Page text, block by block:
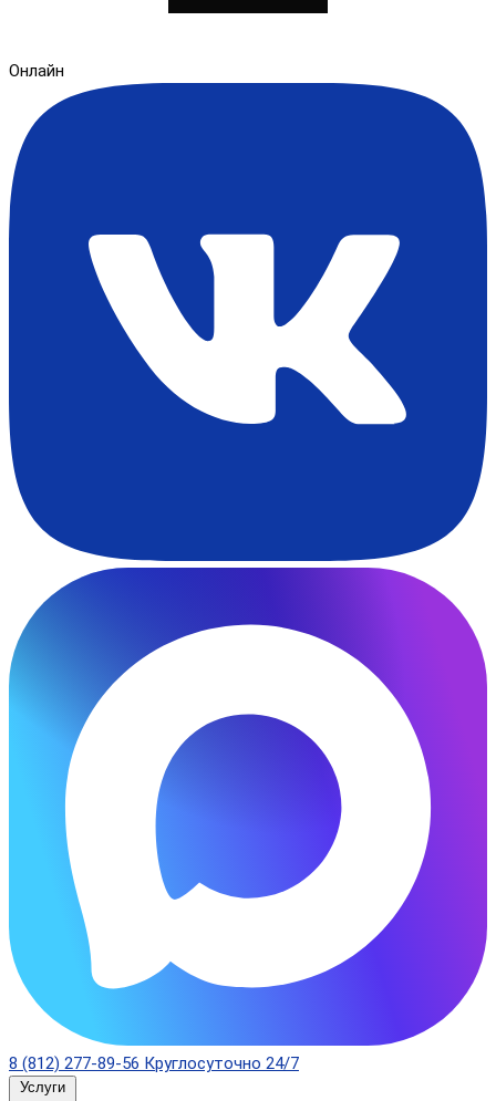
Онлайн
8 (812) 277-89-56 Круглосуточно 24/7
Услуги